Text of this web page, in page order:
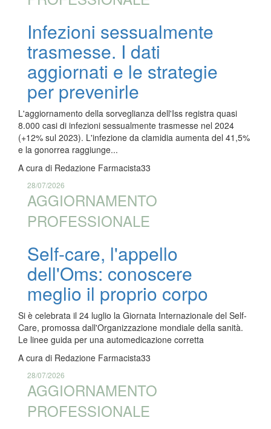
Infezioni sessualmente
trasmesse. I dati
aggiornati e le strategie
per prevenirle
L'aggiornamento della sorveglianza dell'Iss registra quasi
8.000 casi di infezioni sessualmente trasmesse nel 2024
(+12% sul 2023). L'infezione da clamidia aumenta del 41,5%
e la gonorrea raggiunge...
A cura di Redazione Farmacista33
28/07/2026
AGGIORNAMENTO
PROFESSIONALE
Self-care, l'appello
dell'Oms: conoscere
meglio il proprio corpo
Si è celebrata il 24 luglio la Giornata Internazionale del Self-
Care, promossa dall'Organizzazione mondiale della sanità.
Le linee guida per una automedicazione corretta
A cura di Redazione Farmacista33
28/07/2026
AGGIORNAMENTO
PROFESSIONALE